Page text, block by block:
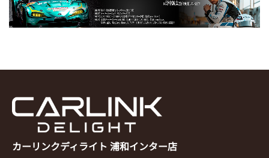
カーリンクディライト 浦和インター店